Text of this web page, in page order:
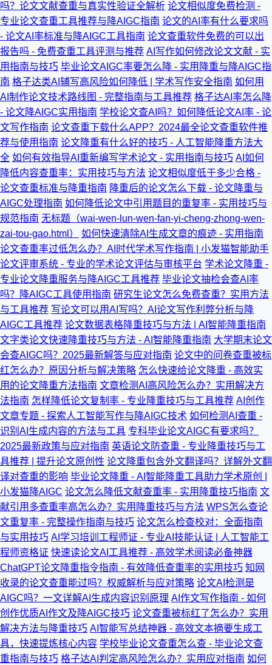
吗？论文文献查重与真实性验证全解析 论文相似度免费检测 -
专业论文查重工具推荐与降AIGC指南 论文的AI率有什么要求吗
- 论文AI率标准与降AIGC工具指南 论文查重软件免费的可以出
报告吗 - 免费查重工具评测与推荐 AI写作如何修改论文文献 - 实
用指南与技巧 毕业论文AIGC率要怎么降 - 实用降重与降AIGC指
南 格子达类AI辅写高风险如何降低 | 学术写作安全指南 如何用
AI制作论文技术路线图 - 完整指南与工具推荐 格子达AI率怎么降
- 论文降AIGC实用指南 学校论文查AI吗？如何降低论文AI率 - 论
文写作指南 论文查重下载什么APP？2024最全论文查重软件推
荐与使用指南 论文降重有什么好的技巧 - 人工智能降重方法大
全 如何有效指导AI重新编写学术论文 - 实用指南与技巧 AI如何
降低内容查重率：实用技巧与方法 论文相似度低于多少合格 -
论文查重标准与降重指南 降重后的论文怎么下载 - 论文降重与
AIGC处理指南 如何降低论文中引用题目的重复率 - 实用技巧与
规范指南 无标题（wai-wen-lun-wen-fan-yi-cheng-zhong-wen-
zai-tou-gao.html）
如何快速清除AI生成文章的痕迹 - 实用指南
论文查重率过低怎么办？AI时代学术写作指南 | 小发猫智能助手
论文评审系统 - 专业的学术论文评估与审核平台 学术论文降重 -
专业论文降重服务与降AIGC工具推荐 毕业论文抽检会查AI率
吗？降AIGC工具使用指南 研究生论文怎么免费查重？实用方法
与工具推荐 写论文可以用AI写吗？AI论文写作利弊分析与降
AIGC工具推荐 论文数据表格降重技巧与方法 | AI智能降重指南
文字类论文快速降重技巧与方法 - AI智能降重指南 大学期末论文
会查AIGC吗？2025最新解答与应对指南 论文中的问卷查重被标
红怎么办？原因分析与解决策略 怎么快速给论文降重 - 高效实
用的论文降重方法指南 文章检测AI高风险怎么办？实用解决方
法指南 怎样降低论文复制率 - 专业降重技巧与工具推荐 AI创作
文章专题 - 探索人工智能写作与降AIGC技术 如何检测AI查重 -
识别AI生成内容的方法与工具 专科毕业论文AIGC有要求吗？
2025最新政策与应对指南 英语论文防查重 - 专业降重技巧与工
具推荐 | 提升论文原创性 论文降重包含外文翻译吗？详解外文翻
译对查重的影响 毕业论文降重 - AI智能降重工具助力学术原创 |
小发猫降AIGC 论文怎么降低文献查重率 - 实用降重技巧指南 文
献引用多查重率高怎么办？实用降重技巧与方法 WPS怎么查论
文重复率 - 完整操作指南与技巧 论文怎么检查校对：全面指南
与实用技巧 AI学习培训工程师证 - 专业AI技能认证 | 人工智能工
程师资格证 快速读论文AI工具推荐 - 高效学术阅读必备神器
ChatGPT论文降重指令指南 - 有效降低查重率的实用技巧 知网
收录的论文查重能过吗？权威解析与应对策略 论文AI检测是
AIGC吗？一文详解AI生成内容识别原理 AI作文写作指南 - 如何
创作优质AI作文及降AIGC技巧 论文查重被标红了怎么办？实用
解决方法与降重技巧 AI智能写总结神器 - 高效文本摘要生成工
具，快速提炼核心内容 学校毕业论文查重怎么查 - 毕业论文查
重指南与技巧 格子达AI判定高风险怎么办？实用应对指南 如何